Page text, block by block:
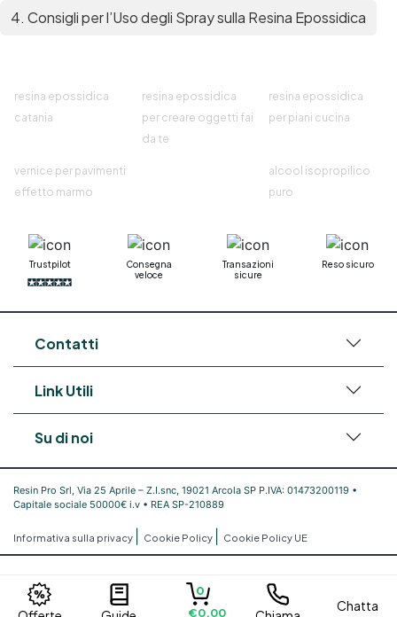
4. Consigli per l’Uso degli Spray sulla Resina Epossidica
resina epossidica
catania
resina epossidica
per creare oggetti fai
da te
resina epossidica
per piani cucina
vernice per pavimenti
effetto marmo
alcool isopropilico
puro
Trustpilot
Consegna
veloce
Transazioni
sicure
Reso sicuro
Contatti
Link Utili
Su di noi
Resin Pro Srl, Via 25 Aprile – Z.I.snc, 19021 Arcola SP P.IVA: 01473200119 •
Capitale sociale 50000€ i.v • REA SP-210889
Informativa sulla privacy Cookie Policy Cookie Policy UE
0
€0,00
Chatta